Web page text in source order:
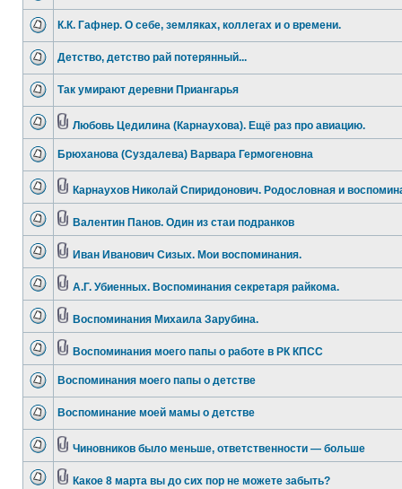
К.К. Гафнер. О себе, земляках, коллегах и о времени.
Детство, детство рай потерянный...
Так умирают деревни Приангарья
Любовь Цедилина (Карнаухова). Ещё раз про авиацию.
Брюханова (Суздалева) Варвара Гермогеновна
Карнаухов Николай Спиридонович. Родословная и
Валентин Панов. Один из стаи подранков
Иван Иванович Сизых. Мои воспоминания.
А.Г. Убиенных. Воспоминания секретаря райкома.
Воспоминания Михаила Зарубина.
Воспоминания моего папы о работе в РК КПСС
Воспоминания моего папы о детстве
Воспоминание моей мамы о детстве
Чиновников было меньше, ответственности — больше
Какое 8 марта вы до сих пор не можете забыть?